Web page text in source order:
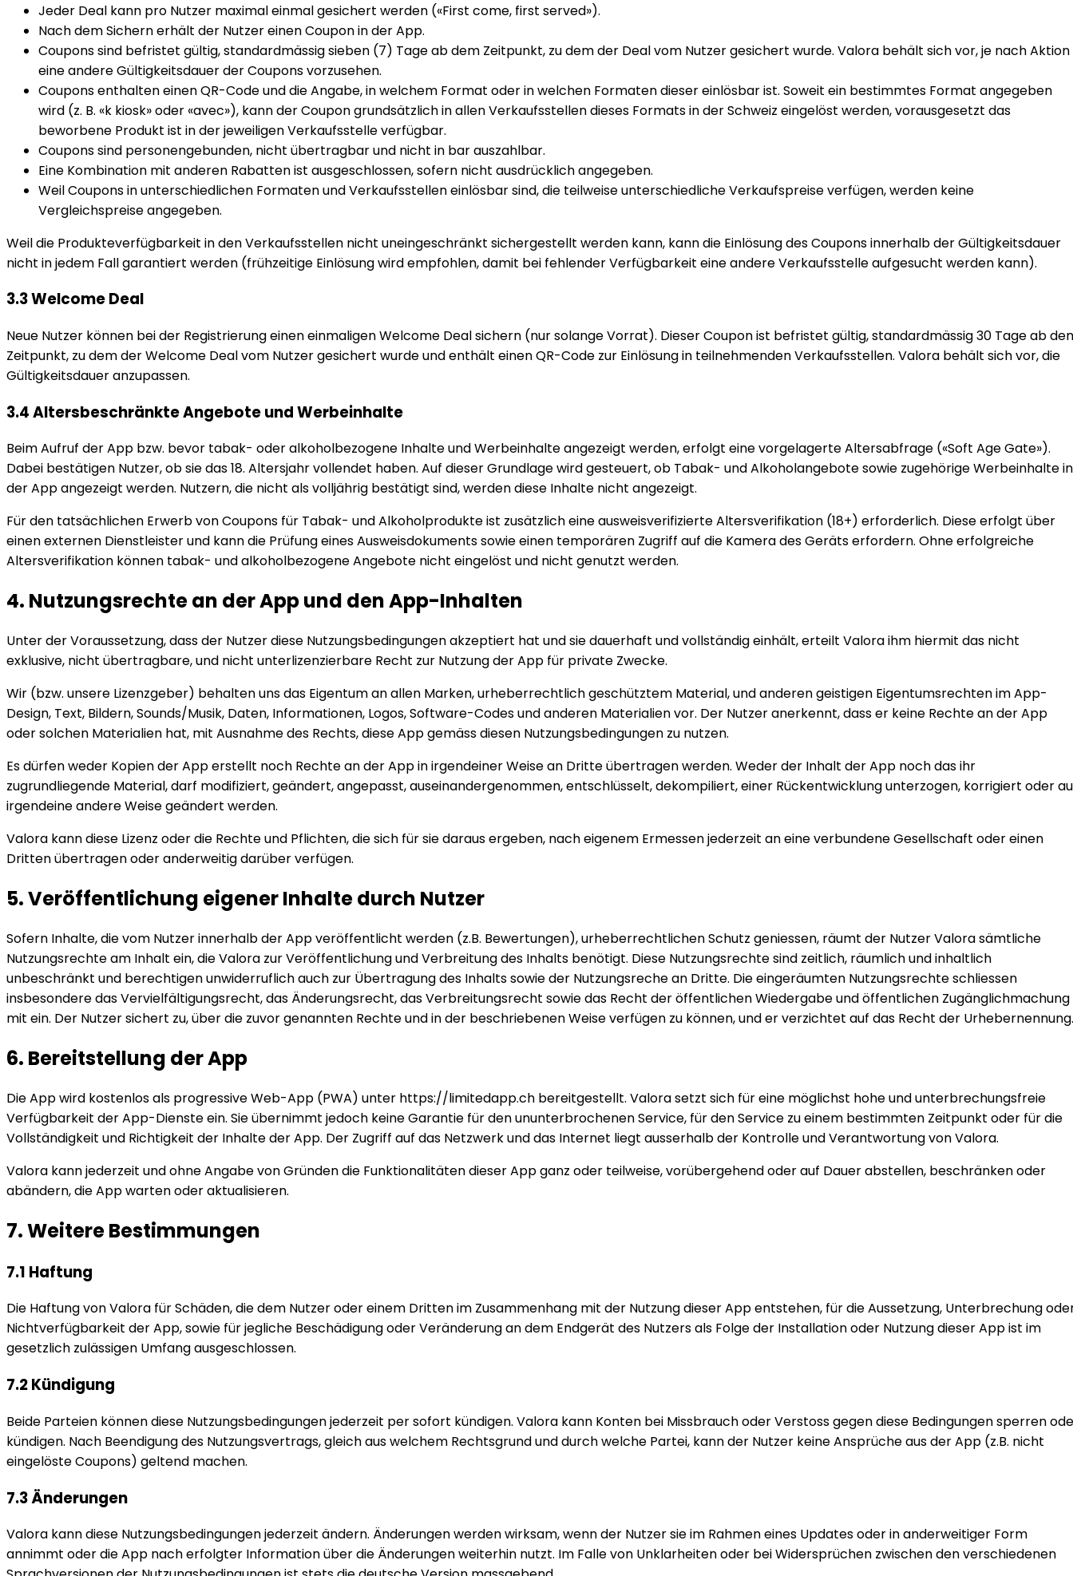
Jeder Deal kann pro Nutzer maximal einmal gesichert werden («First come, first served»).
Nach dem Sichern erhält der Nutzer einen Coupon in der App.
Coupons sind befristet gültig, standardmässig sieben (7) Tage ab dem Zeitpunkt, zu dem der Deal vom Nutzer gesichert wurde. Valora behält sich vor, je nach Aktion
eine andere Gültigkeitsdauer der Coupons vorzusehen.
Coupons enthalten einen QR-Code und die Angabe, in welchem Format oder in welchen Formaten dieser einlösbar ist. Soweit ein bestimmtes Format angegeben
wird (z. B. «k kiosk» oder «avec»), kann der Coupon grundsätzlich in allen Verkaufsstellen dieses Formats in der Schweiz eingelöst werden, vorausgesetzt das
beworbene Produkt ist in der jeweiligen Verkaufsstelle verfügbar.
Coupons sind personengebunden, nicht übertragbar und nicht in bar auszahlbar.
Eine Kombination mit anderen Rabatten ist ausgeschlossen, sofern nicht ausdrücklich angegeben.
Weil Coupons in unterschiedlichen Formaten und Verkaufsstellen einlösbar sind, die teilweise unterschiedliche Verkaufspreise verfügen, werden keine
Vergleichspreise angegeben.
Weil die Produkteverfügbarkeit in den Verkaufsstellen nicht uneingeschränkt sichergestellt werden kann, kann die Einlösung des Coupons innerhalb der Gültigkeitsdauer
nicht in jedem Fall garantiert werden (frühzeitige Einlösung wird empfohlen, damit bei fehlender Verfügbarkeit eine andere Verkaufsstelle aufgesucht werden kann).
3.3 Welcome Deal
Neue Nutzer können bei der Registrierung einen einmaligen Welcome Deal sichern (nur solange Vorrat). Dieser Coupon ist befristet gültig, standardmässig 30 Tage ab
Zeitpunkt, zu dem der Welcome Deal vom Nutzer gesichert wurde und enthält einen QR-Code zur Einlösung in teilnehmenden Verkaufsstellen. Valora behält sich vor, die
Gültigkeitsdauer anzupassen.
3.4 Altersbeschränkte Angebote und Werbeinhalte
Beim Aufruf der App bzw. bevor tabak- oder alkoholbezogene Inhalte und Werbeinhalte angezeigt werden, erfolgt eine vorgelagerte Altersabfrage («Soft Age Gate»).
Dabei bestätigen Nutzer, ob sie das 18. Altersjahr vollendet haben. Auf dieser Grundlage wird gesteuert, ob Tabak- und Alkoholangebote sowie zugehörige Werbeinhalte in
der App angezeigt werden. Nutzern, die nicht als volljährig bestätigt sind, werden diese Inhalte nicht angezeigt.
Für den tatsächlichen Erwerb von Coupons für Tabak- und Alkoholprodukte ist zusätzlich eine ausweisverifizierte Altersverifikation (18+) erforderlich. Diese erfolgt über
einen externen Dienstleister und kann die Prüfung eines Ausweisdokuments sowie einen temporären Zugriff auf die Kamera des Geräts erfordern. Ohne erfolgreiche
Altersverifikation können tabak- und alkoholbezogene Angebote nicht eingelöst und nicht genutzt werden.
4. Nutzungsrechte an der App und den App-Inhalten
Unter der Voraussetzung, dass der Nutzer diese Nutzungsbedingungen akzeptiert hat und sie dauerhaft und vollständig einhält, erteilt Valora ihm hiermit das nicht
exklusive, nicht übertragbare, und nicht unterlizenzierbare Recht zur Nutzung der App für private Zwecke.
Wir (bzw. unsere Lizenzgeber) behalten uns das Eigentum an allen Marken, urheberrechtlich geschütztem Material, und anderen geistigen Eigentumsrechten im App-
Design, Text, Bildern, Sounds/Musik, Daten, Informationen, Logos, Software-Codes und anderen Materialien vor. Der Nutzer anerkennt, dass er keine Rechte an der App
oder solchen Materialien hat, mit Ausnahme des Rechts, diese App gemäss diesen Nutzungsbedingungen zu nutzen.
Es dürfen weder Kopien der App erstellt noch Rechte an der App in irgendeiner Weise an Dritte übertragen werden. Weder der Inhalt der App noch das ihr
zugrundliegende Material, darf modifiziert, geändert, angepasst, auseinandergenommen, entschlüsselt, dekompiliert, einer Rückentwicklung unterzogen, korrigiert oder
irgendeine andere Weise geändert werden.
Valora kann diese Lizenz oder die Rechte und Pflichten, die sich für sie daraus ergeben, nach eigenem Ermessen jederzeit an eine verbundene Gesellschaft oder einen
Dritten übertragen oder anderweitig darüber verfügen.
5. Veröffentlichung eigener Inhalte durch Nutzer
Sofern Inhalte, die vom Nutzer innerhalb der App veröffentlicht werden (z.B. Bewertungen), urheberrechtlichen Schutz geniessen, räumt der Nutzer Valora sämtliche
Nutzungsrechte am Inhalt ein, die Valora zur Veröffentlichung und Verbreitung des Inhalts benötigt. Diese Nutzungsrechte sind zeitlich, räumlich und inhaltlich
unbeschränkt und berechtigen unwiderruflich auch zur Übertragung des Inhalts sowie der Nutzungsreche an Dritte. Die eingeräumten Nutzungsrechte schliessen
insbesondere das Vervielfältigungsrecht, das Änderungsrecht, das Verbreitungsrecht sowie das Recht der öffentlichen Wiedergabe und öffentlichen Zugänglichmachung
mit ein. Der Nutzer sichert zu, über die zuvor genannten Rechte und in der beschriebenen Weise verfügen zu können, und er verzichtet auf das Recht der Urhebernennung.
6. Bereitstellung der App
Die App wird kostenlos als progressive Web-App (PWA) unter https://limitedapp.ch bereitgestellt. Valora setzt sich für eine möglichst hohe und unterbrechungsfreie
Verfügbarkeit der App-Dienste ein. Sie übernimmt jedoch keine Garantie für den ununterbrochenen Service, für den Service zu einem bestimmten Zeitpunkt oder für die
Vollständigkeit und Richtigkeit der Inhalte der App. Der Zugriff auf das Netzwerk und das Internet liegt ausserhalb der Kontrolle und Verantwortung von Valora.
Valora kann jederzeit und ohne Angabe von Gründen die Funktionalitäten dieser App ganz oder teilweise, vorübergehend oder auf Dauer abstellen, beschränken oder
abändern, die App warten oder aktualisieren.
7. Weitere Bestimmungen
7.1 Haftung
Die Haftung von Valora für Schäden, die dem Nutzer oder einem Dritten im Zusammenhang mit der Nutzung dieser App entstehen, für die Aussetzung, Unterbrechung
Nichtverfügbarkeit der App, sowie für jegliche Beschädigung oder Veränderung an dem Endgerät des Nutzers als Folge der Installation oder Nutzung dieser App ist im
gesetzlich zulässigen Umfang ausgeschlossen.
7.2 Kündigung
Beide Parteien können diese Nutzungsbedingungen jederzeit per sofort kündigen. Valora kann Konten bei Missbrauch oder Verstoss gegen diese Bedingungen sperren
kündigen. Nach Beendigung des Nutzungsvertrags, gleich aus welchem Rechtsgrund und durch welche Partei, kann der Nutzer keine Ansprüche aus der App (z.B. nicht
eingelöste Coupons) geltend machen.
7.3 Änderungen
Valora kann diese Nutzungsbedingungen jederzeit ändern. Änderungen werden wirksam, wenn der Nutzer sie im Rahmen eines Updates oder in anderweitiger Form
annimmt oder die App nach erfolgter Information über die Änderungen weiterhin nutzt. Im Falle von Unklarheiten oder bei Widersprüchen zwischen den verschiedenen